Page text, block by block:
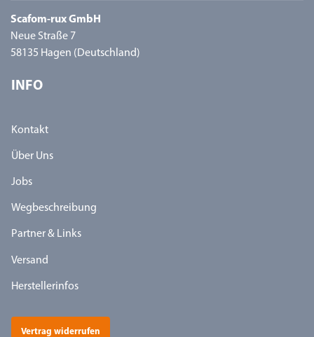
Scafom-rux GmbH
Neue Straße 7
58135 Hagen (Deutschland)
INFO
Kontakt
Über Uns
Jobs
Wegbeschreibung
Partner & Links
Versand
Herstellerinfos
Vertrag widerrufen